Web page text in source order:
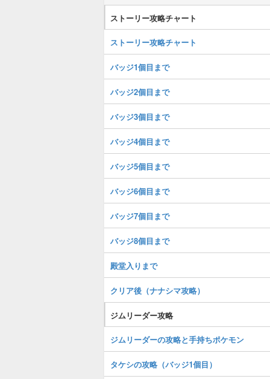
ストーリー攻略チャート
ストーリー攻略チャート
バッジ1個目まで
バッジ2個目まで
バッジ3個目まで
バッジ4個目まで
バッジ5個目まで
バッジ6個目まで
バッジ7個目まで
バッジ8個目まで
殿堂入りまで
クリア後（ナナシマ攻略）
ジムリーダー攻略
ジムリーダーの攻略と手持ちポケモン
タケシの攻略（バッジ1個目）